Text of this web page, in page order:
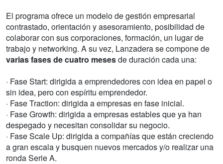
El programa ofrece un modelo de gestión empresarial
contrastado, orientación y asesoramiento, posibilidad de
colaborar con sus corporaciones, formación, un lugar de
trabajo y networking. A su vez, Lanzadera se compone de
varias fases de cuatro mesesde duración cada una:
· Fase Start: dirigida a emprendedores con idea en papel o
sin idea, pero con espíritu emprendedor.
· Fase Traction: dirigida a empresas en fase inicial.
· Fase Growth: dirigida a empresas estables que ya han
despegado y necesitan consolidar su negocio.
· Fase Scale Up: dirigida a compañías que están creciendo
a gran escala y busquen nuevos mercados y/o realizar una
ronda Serie A.